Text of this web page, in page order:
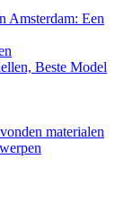
Amsterdam: Een
Beste Model
materialen